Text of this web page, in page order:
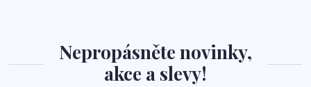
Nepropásněte novinky,
akce a slevy!